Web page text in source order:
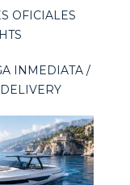
OFICIALES
INMEDIATA /